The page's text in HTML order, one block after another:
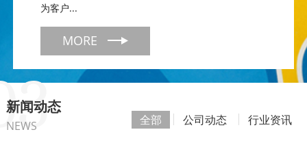
为客户...
MORE
新闻动态
NEWS 全部 公司动态 行业资讯